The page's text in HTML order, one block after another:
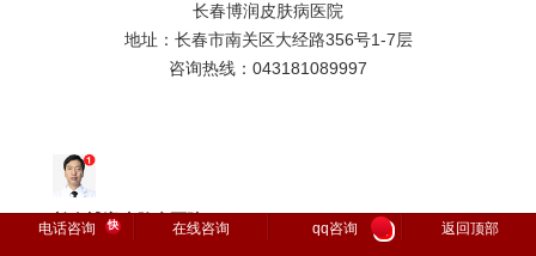
长春博润皮肤病医院
地址：长春市南关区大经路356号1-7层
咨询热线： 043181089997
电话咨询 快 在线咨询 qq咨询 1 返回顶部
长春博润皮肤病医院